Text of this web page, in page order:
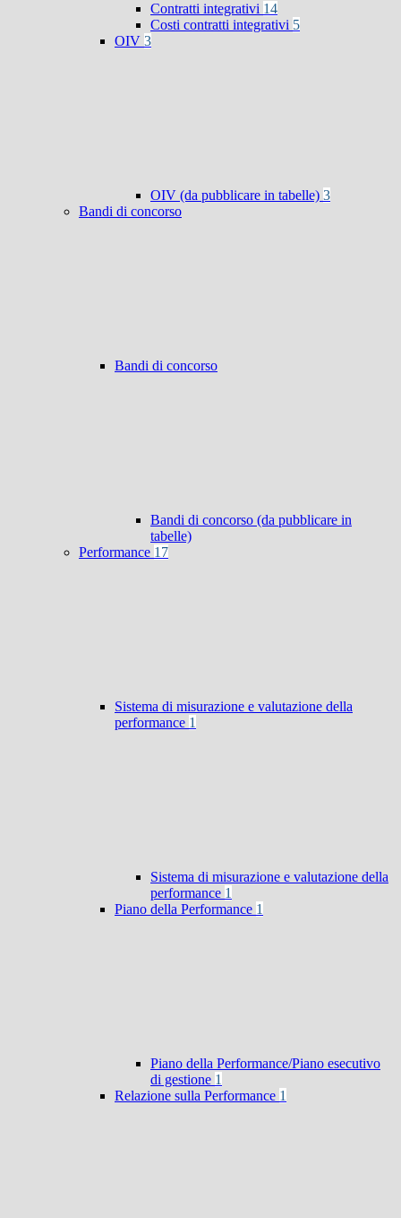
Contratti integrativi 14
Costi contratti integrativi 5
OIV 3
OIV (da pubblicare in tabelle) 3
Bandi di concorso
Bandi di concorso
Bandi di concorso (da pubblicare in
tabelle)
Performance 17
Sistema di misurazione e valutazione della
performance 1
Sistema di misurazione e valutazione della
performance 1
Piano della Performance 1
Piano della Performance/Piano esecutivo
di gestione 1
Relazione sulla Performance 1